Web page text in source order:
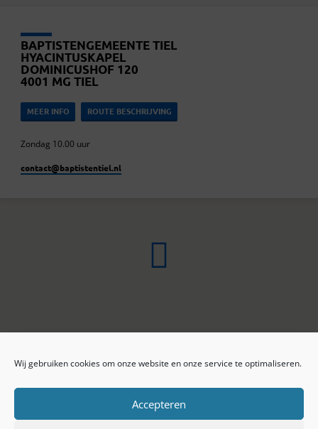
Wij gebruiken cookies om onze website en onze service te optimaliseren.
Accepteren
BAPTISTENGEMEENTE TIEL
HYACINTUSKAPEL
DOMINICUSHOF 120
4001 MG TIEL
MEER INFO ROUTE BESCHRIJVING
Zondag 10.00 uur
contact​@baptistentiel.nl
ONLINE ARCHIEF
Privacy beleid